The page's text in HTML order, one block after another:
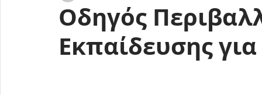
Οδηγός
Εκπαίδευσης